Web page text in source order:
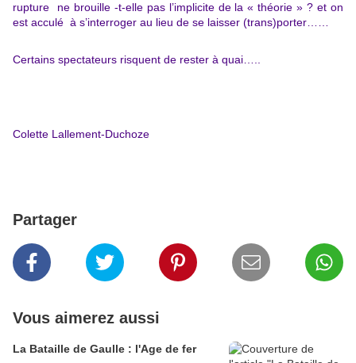
rupture ne brouille -t-elle pas l’implicite de la « théorie » ? et on
est acculé à s’interroger au lieu de se laisser (trans)porter……
Certains spectateurs risquent de rester à quai…..
Colette Lallement-Duchoze
Partager
Vous aimerez aussi
La Bataille de Gaulle : l'Age de fer